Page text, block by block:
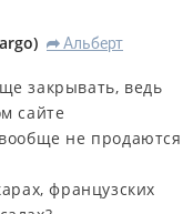
) R Альберт
закрывать, ведь
сайте
не продаются
французских